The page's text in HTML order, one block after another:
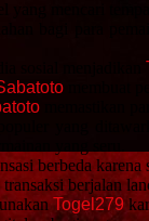
sosial menjadikan
yang
berbeda
berjalan
Togel279